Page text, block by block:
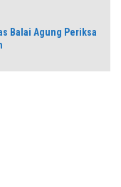
Balai Agung Periksa